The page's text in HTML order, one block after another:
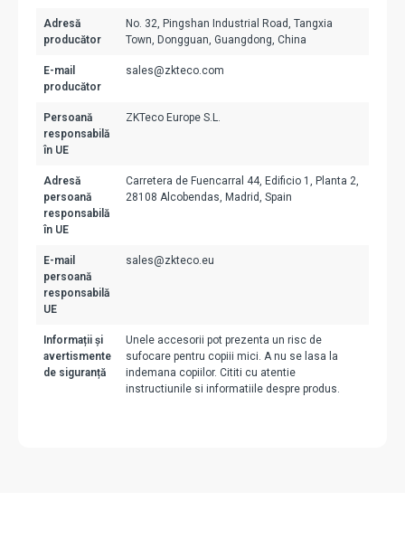
Adresă
producător
No. 32, Pingshan Industrial Road, Tangxia
Town, Dongguan, Guangdong, China
E-mail
producător
sales@zkteco.com
Persoană
responsabilă
în UE
ZKTeco Europe S.L.
Adresă
persoană
responsabilă
în UE
Carretera de Fuencarral 44, Edificio 1, Planta 2,
28108 Alcobendas, Madrid, Spain
E-mail
persoană
responsabilă
UE
sales@zkteco.eu
Informații și
avertismente
de siguranță
Unele accesorii pot prezenta un risc de
sufocare pentru copiii mici. A nu se lasa la
indemana copiilor. Cititi cu atentie
instructiunile si informatiile despre produs.